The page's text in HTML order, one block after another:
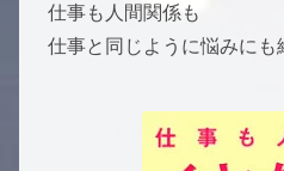
仕事も人間関係も
仕事と同じように悩みにも